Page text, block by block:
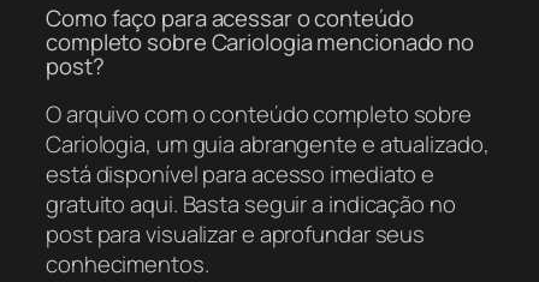
Como faço para acessar o conteúdo
completo sobre Cariologia mencionado no
post?
O arquivo com o conteúdo completo sobre
Cariologia, um guia abrangente e atualizado,
está disponível para acesso imediato e
gratuito aqui. Basta seguir a indicação no
post para visualizar e aprofundar seus
conhecimentos.